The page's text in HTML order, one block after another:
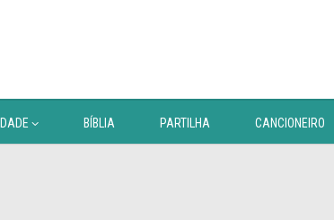
BÍBLIA PARTILHA CANCIONEIRO